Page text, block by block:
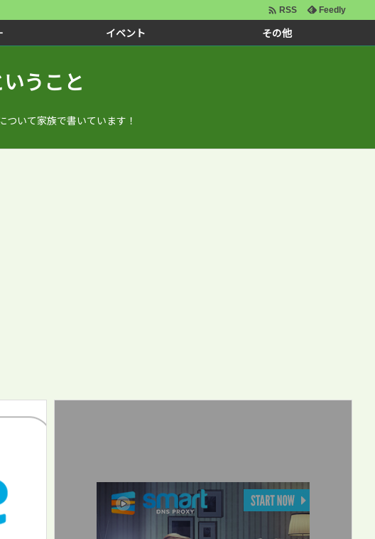
イベント その他
 RSS Feedly
うこと
いて家族で書いています！